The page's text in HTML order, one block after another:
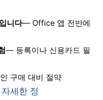
니다— Office 앱 전반에
— 등록이나 신용카드 필
구매 대비 절약
세한 정